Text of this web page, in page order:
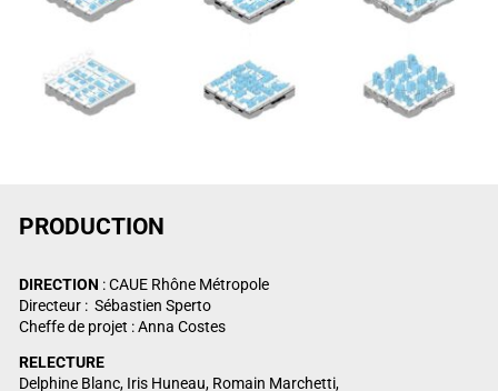
PRODUCTION
DIRECTION : CAUE Rhône Métropole
Directeur : Sébastien Sperto
Cheffe de projet : Anna Costes
RELECTURE
Delphine Blanc, Iris Huneau, Romain Marchetti,